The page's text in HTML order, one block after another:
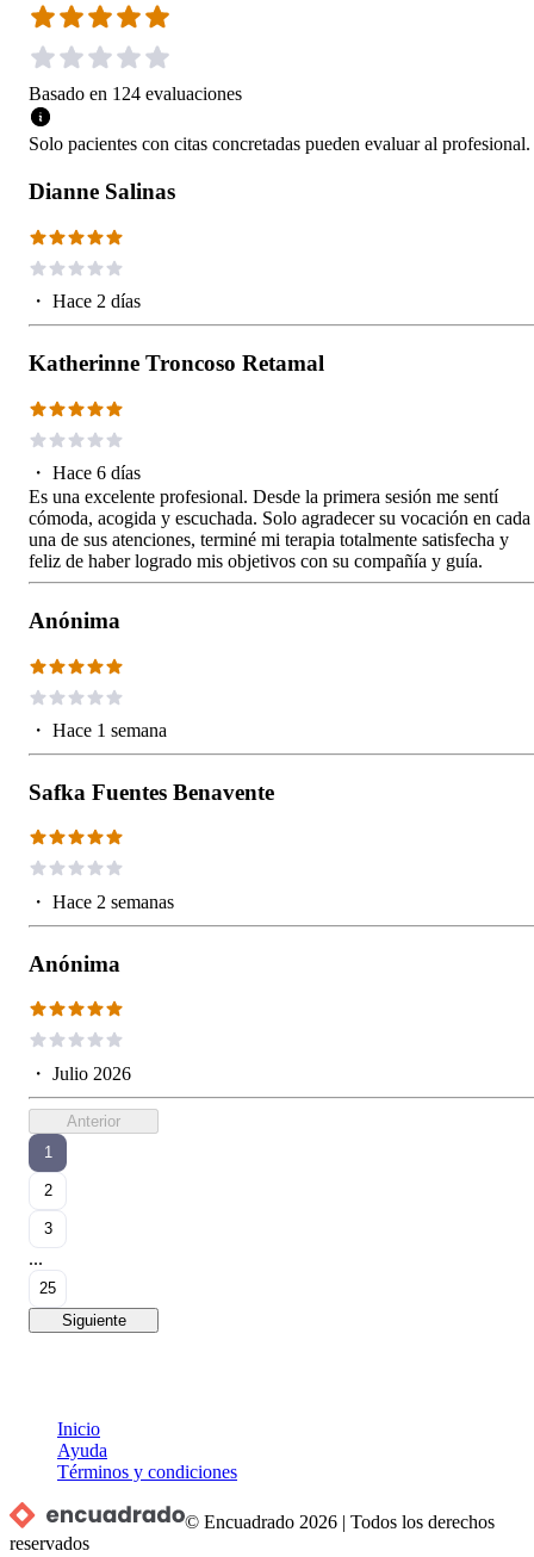
Basado en 124 evaluaciones
Solo pacientes con citas concretadas pueden evaluar al profesional.
Dianne Salinas
・ Hace 2 días
Katherinne Troncoso Retamal
・ Hace 6 días
Es una excelente profesional. Desde la primera sesión me sentí
cómoda, acogida y escuchada. Solo agradecer su vocación en cada
una de sus atenciones, terminé mi terapia totalmente satisfecha y
feliz de haber logrado mis objetivos con su compañía y guía.
Anónima
・ Hace 1 semana
Safka Fuentes Benavente
・ Hace 2 semanas
Anónima
・ Julio 2026
Anterior
1
2
3
...
25
Siguiente
Inicio
Ayuda
Términos y condiciones
© Encuadrado 2026 |Todos los derechos
reservados